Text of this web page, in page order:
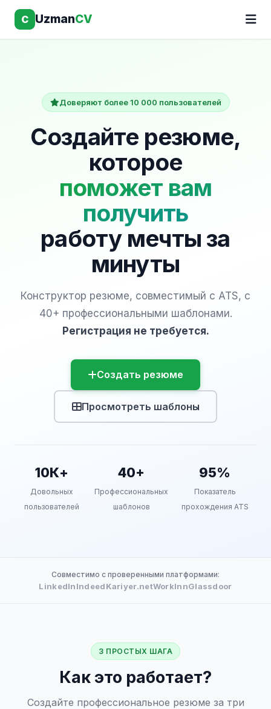
C UzmanCV
Доверяют более 10 000 пользователей
Создайте резюме,
которое
поможет вам
получить
работу мечты за
минуты
Конструктор резюме, совместимый с ATS, с
40+ профессиональными шаблонами.
Регистрация не требуется.
Создать резюме
Просмотреть шаблоны
10К+
Довольных
пользователей
40+
Профессиональных
шаблонов
95%
Показатель
прохождения ATS
Совместимо с проверенными платформами:
LinkedInIndeedKariyer.netWorkInnGlassdoor
3 ПРОСТЫХ ШАГА
Как это работает?
Создайте профессиональное резюме за три